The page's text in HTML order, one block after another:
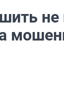
не